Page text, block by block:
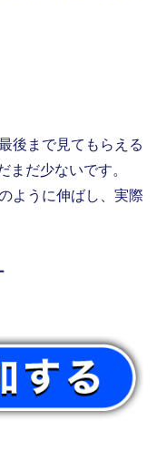
後まで見てもらえる
だ少ないです。
ように伸ばし、実際